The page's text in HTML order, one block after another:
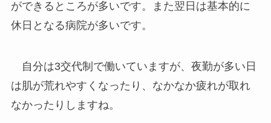
ができるところが多いです。また翌日は基本的に
休日となる病院が多いです。
自分は3交代制で働いていますが、夜勤が多い日
は肌が荒れやすくなったり、なかなか疲れが取れ
なかったりしますね。